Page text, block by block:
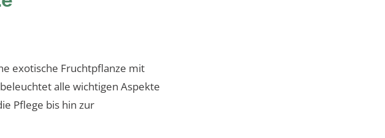
exotische Fruchtpflanze mit
alle wichtigen Aspekte
Pflege bis hin zur